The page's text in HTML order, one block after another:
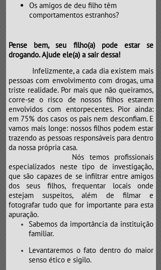
Os amigos de deu filho têm
comportamentos estranhos?
Pense bem, seu filho(a) pode estar se
drogando. Ajude ele(a) a sair dessa!
​​​​​​​Infelizmente, a cada dia existem mais
pessoas com envolvimento com drogas, uma
triste realidade. Por mais que não queiramos,
corre-se o risco de nossos filhos estarem
envolvidos com entorpecentes. Pior ainda:
em 75% dos casos os pais nem desconfiam. E
vamos mais longe: nossos filhos podem estar
trazendo as pessoas responsáveis para dentro
da nossa própria casa.
Nós temos profissionais
especializados neste tipo de investigação,
que são capazes de se infiltrar entre amigos
dos seus filhos, frequentar locais onde
estejam suspeitos, além de filmar e
fotografar tudo que for importante para esta
apuração.
Sabemos da importância da instituição
familiar.
Levantaremos o fato dentro do maior
senso ético e sigilo.